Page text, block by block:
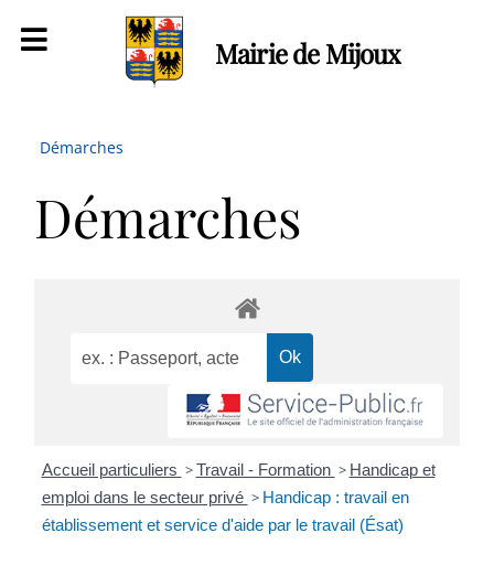
Mairie de Mijoux
Démarches
Démarches
Accueil particuliers > Travail - Formation > Handicap et
emploi dans le secteur privé > Handicap : travail en
établissement et service d'aide par le travail (Ésat)